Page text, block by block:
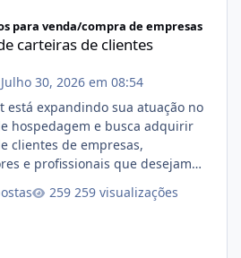
para venda/compra de empresas
carteiras de clientes
Julho 30, 2026 em 08:54
está expandindo sua atuação no
hospedagem e busca adquirir
clientes de empresas,
e profissionais que desejam
você possui clientes ativos de
259 visualizações